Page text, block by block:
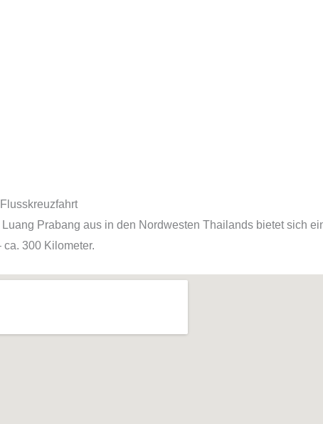
Luang Prabang aus in den Nordwesten Thailands bietet sich
ca. 300 Kilometer.